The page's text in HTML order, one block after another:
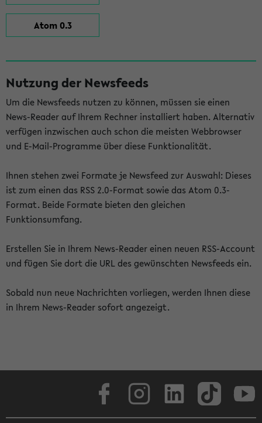
Atom 0.3
Nutzung der Newsfeeds
Um die Newsfeeds nutzen zu können, müssen sie einen
News-Reader auf Ihrem Rechner installiert haben. Alternativ
verfügen inzwischen auch schon die meisten Webbrowser
und E-Mail-Programme über diese Funktionalität.
Ihnen stehen zwei Formate je Newsfeed zur Auswahl: Dieses
ist zum einen das RSS 2.0-Format sowie das Atom 0.3-
Format. Beide Formate bieten den gleichen
Funktionsumfang.
Erstellen Sie in Ihrem News-Reader einen neuen RSS-Account
und fügen Sie dort die URL des gewünschten Newsfeeds ein.
Sobald nun neue Nachrichten vorliegen, werden Ihnen diese
in Ihrem News-Reader sofort angezeigt.